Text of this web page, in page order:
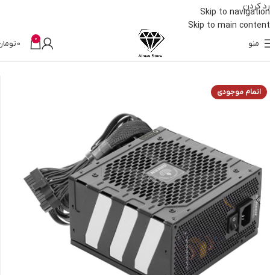
رد کردن
Skip to navigation
Skip to main content
منو 0
0
اتمام موجودی